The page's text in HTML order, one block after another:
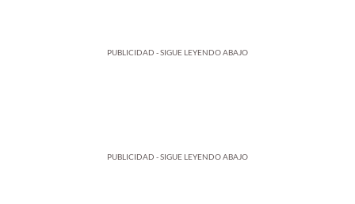
PUBLICIDAD - SIGUE LEYENDO ABAJO
PUBLICIDAD - SIGUE LEYENDO ABAJO